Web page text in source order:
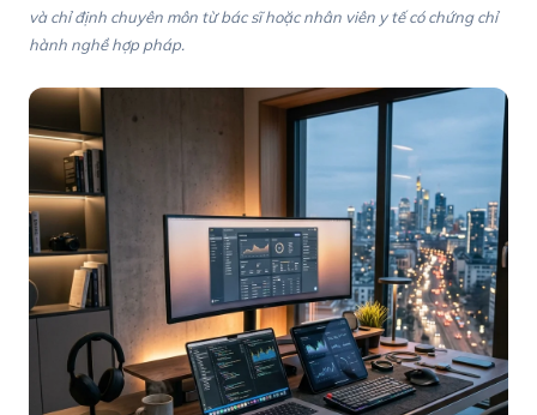
và chỉ định chuyên môn từ bác sĩ hoặc nhân viên y tế có chứng chỉ
hành nghề hợp pháp.